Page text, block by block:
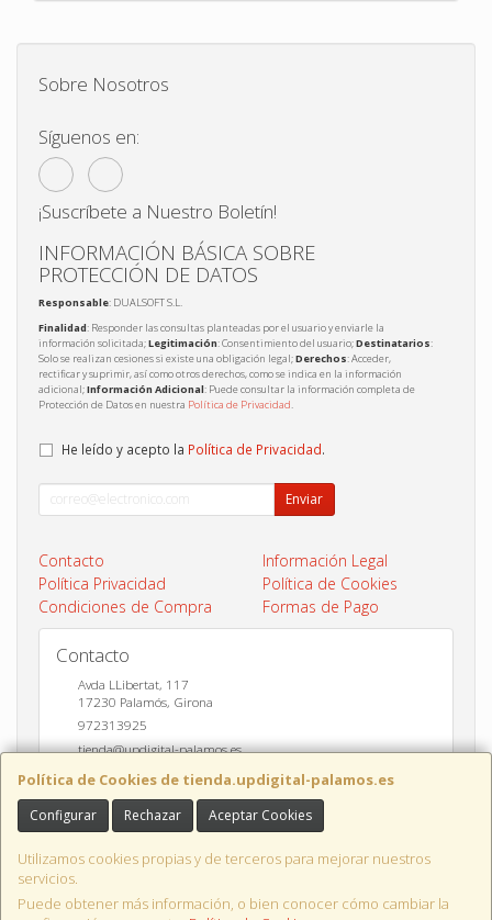
Política de Cookies de tienda.updigital-palamos.es
Configurar Rechazar Aceptar Cookies
Utilizamos cookies propias y de terceros para mejorar nuestros
servicios.
Puede obtener más información, o bien conocer cómo cambiar la
Sobre Nosotros
Síguenos en:
¡Suscríbete a Nuestro Boletín!
INFORMACIÓN BÁSICA SOBRE
PROTECCIÓN DE DATOS
Responsable: DUALSOFT S.L.
Finalidad: Responder las consultas planteadas por el usuario y enviarle la
información solicitada;Legitimación: Consentimiento del usuario;Destinatarios:
Solo se realizan cesiones si existe una obligación legal;Derechos: Acceder,
rectificar y suprimir, así como otros derechos, como se indica en la información
adicional;Información Adicional: Puede consultar la información completa de
Protección de Datos en nuestra Política de Privacidad.
He leído y acepto la Política de Privacidad.
Enviar
Contacto
Información Legal
Política Privacidad
Política de Cookies
Condiciones de Compra
Formas de Pago
Contacto
Avda LLibertat, 117
17230 Palamós, Girona
972313925
tienda@updigital-palamos.es
Horario